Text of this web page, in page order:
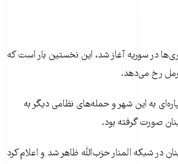
۲۰۱۱ که درگيری‌ها در سوريه آغاز شد، اين نخستين بار است که
رخ می‌دهد.
به اين شهر و حمله‌های نظامی ديگر به
صورت گرفته بود.
در شبکه المنار حزب‌الله ظاهر شد و اعلام کرد